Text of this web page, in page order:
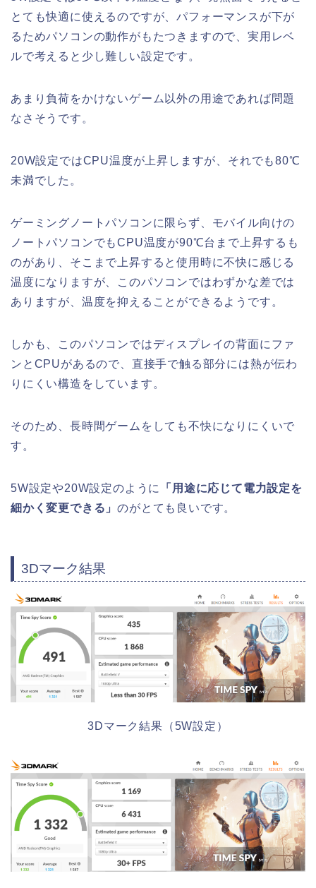
とても快適に使えるのですが、パフォーマンスが下が
るためパソコンの動作がもたつきますので、実用レベ
ルで考えると少し難しい設定です。
あまり負荷をかけないゲーム以外の用途であれば問題
なさそうです。
20W設定ではCPU温度が上昇しますが、それでも80℃
未満でした。
ゲーミングノートパソコンに限らず、モバイル向けの
ノートパソコンでもCPU温度が90℃台まで上昇するも
のがあり、そこまで上昇すると使用時に不快に感じる
温度になりますが、このパソコンではわずかな差では
ありますが、温度を抑えることができるようです。
しかも、このパソコンではディスプレイの背面にファ
ンとCPUがあるので、直接手で触る部分には熱が伝わ
りにくい構造をしています。
そのため、長時間ゲームをしても不快になりにくいで
す。
5W設定や20W設定のように
「用途に応じて電力設定を
細かく変更できる」のがとても良いです。
3Dマーク結果
3Dマーク結果（5W設定）